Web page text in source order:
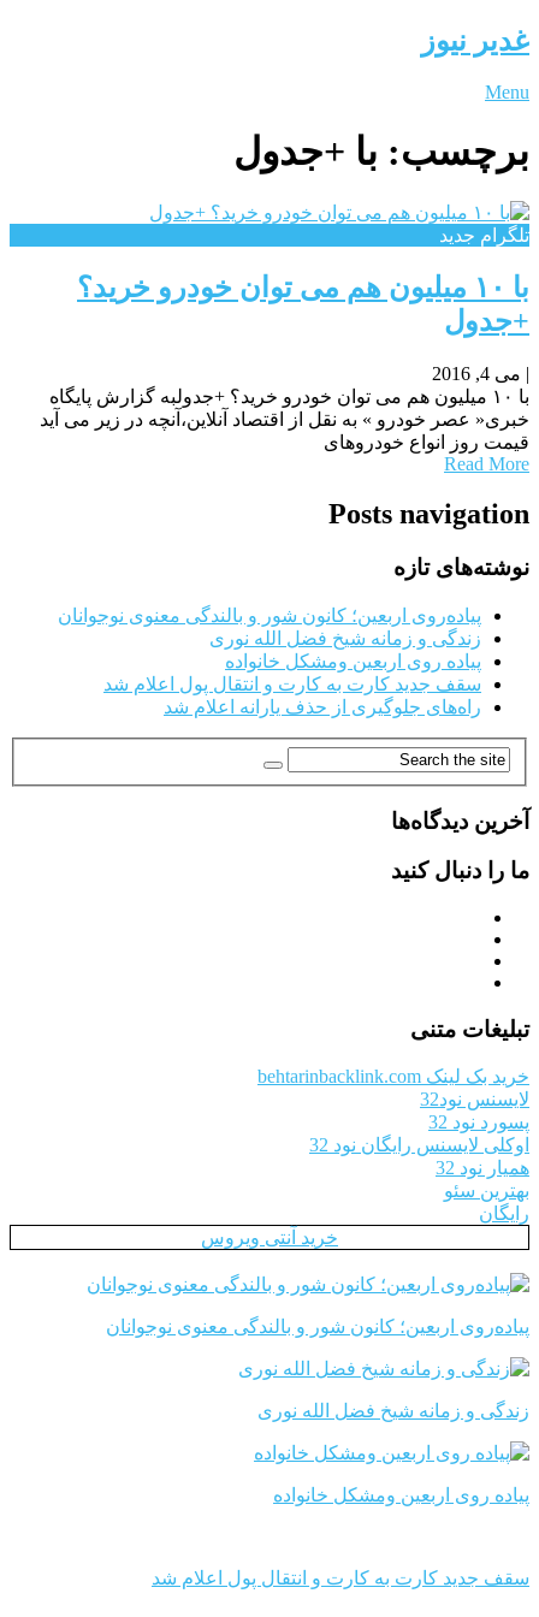
غدیر نیوز
Menu
برچسب: با +جدول
تلگرام جدید
با ۱۰ میلیون هم می توان خودرو خرید؟
+جدول
| می 4, 2016
با ۱۰ میلیون هم می توان خودرو خرید؟ +جدولبه گزارش پایگاه
خبری« عصر خودرو » به نقل از اقتصاد آنلاین،آنچه در زیر می آید
قیمت روز انواع خودروهای
Read More
Posts navigation
نوشته‌های تازه
پیاده‌روی اربعین؛ کانون شور و بالندگی معنوی نوجوانان
زندگی و زمانه شیخ فضل الله نوری
پیاده روی اربعین ومشکل خانواده
سقف جدید کارت به کارت و انتقال پول اعلام شد
راه‌های جلوگیری از حذف یارانه اعلام شد
آخرین دیدگاه‌ها
ما را دنبال کنید
تبلیغات متنی
خرید بک لینک behtarinbacklink.com
لایسنس نود32
پسورد نود 32
اوکلی لایسنس رایگان نود 32
همیار نود 32
بهترین سئو
رایگان
خرید آنتی ویروس
پیاده‌روی اربعین؛ کانون شور و بالندگی معنوی نوجوانان
زندگی و زمانه شیخ فضل الله نوری
پیاده روی اربعین ومشکل خانواده
سقف جدید کارت به کارت و انتقال پول اعلام شد